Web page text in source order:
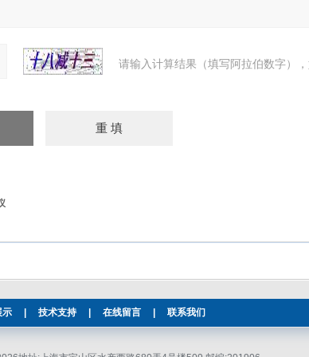
请输入计算结果（填写阿拉伯数字）
示 技术支持 在线留言 联系我们